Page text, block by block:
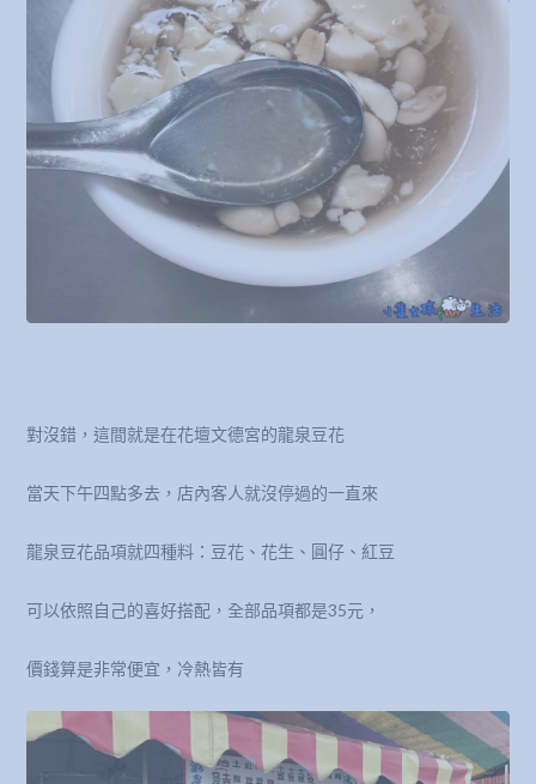
對沒錯，這間就是在花壇文德宮的龍泉豆花
當天下午四點多去，店內客人就沒停過的一直來
龍泉豆花品項就四種料：豆花、花生、圓仔、紅豆
可以依照自己的喜好搭配，全部品項都是35元，
價錢算是非常便宜，冷熱皆有